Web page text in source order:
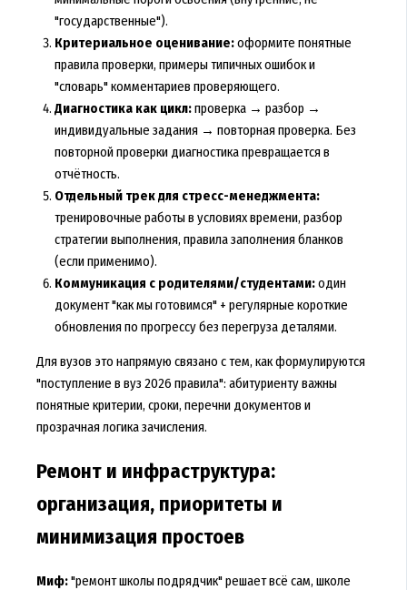
"государственные").
Критериальное оценивание:оформите понятные
правила проверки, примеры типичных ошибок и
"словарь" комментариев проверяющего.
Диагностика как цикл:проверка → разбор →
индивидуальные задания → повторная проверка. Без
повторной проверки диагностика превращается в
отчётность.
Отдельный трек для стресс-менеджмента:
тренировочные работы в условиях времени, разбор
стратегии выполнения, правила заполнения бланков
(если применимо).
Коммуникация с родителями/студентами:один
документ "как мы готовимся" + регулярные короткие
обновления по прогрессу без перегруза деталями.
Для вузов это напрямую связано с тем, как формулируются
"поступление в вуз 2026 правила": абитуриенту важны
понятные критерии, сроки, перечни документов и
прозрачная логика зачисления.
Ремонт и инфраструктура:
организация, приоритеты и
минимизация простоев
Миф:"ремонт школы подрядчик" решает всё сам, школе